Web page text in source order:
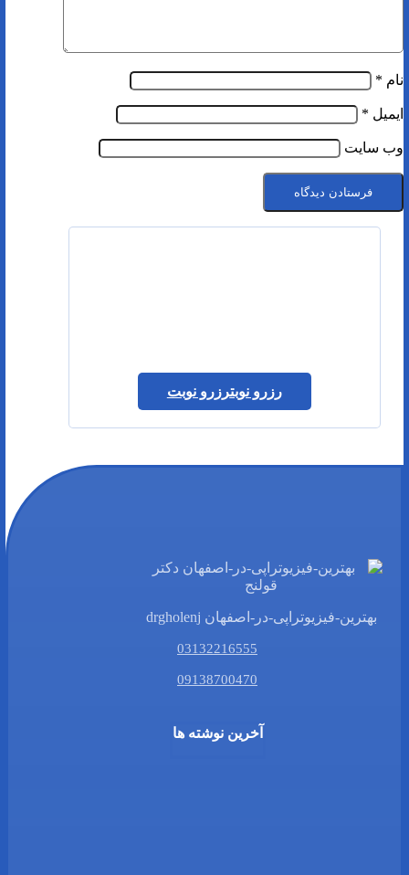
نام *
ایمیل *
وب‌ سایت
رزرو نوبترزرو نوبت
بهترین-فیزیوتراپی-در-اصفهان drgholenj
03132216555
09138700470
آخرین نوشته ها